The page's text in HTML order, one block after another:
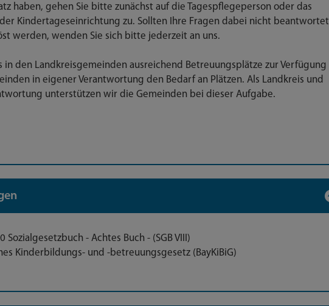
haben, gehen Sie bitte zunächst auf die Tagespflegeperson oder das
Kindertageseinrichtung zu. Sollten Ihre Fragen dabei nicht beantwortet
werden, wenden Sie sich bitte jederzeit an uns.
in den Landkreisgemeinden ausreichend Betreuungsplätze zur Verfügung
in eigener Verantwortung den Bedarf an Plätzen. Als Landkreis und
unterstützen wir die Gemeinden bei dieser Aufgabe.
Sozialgesetzbuch - Achtes Buch - (SGB VIII)
Kinderbildungs- und -betreuungsgesetz (BayKiBiG)